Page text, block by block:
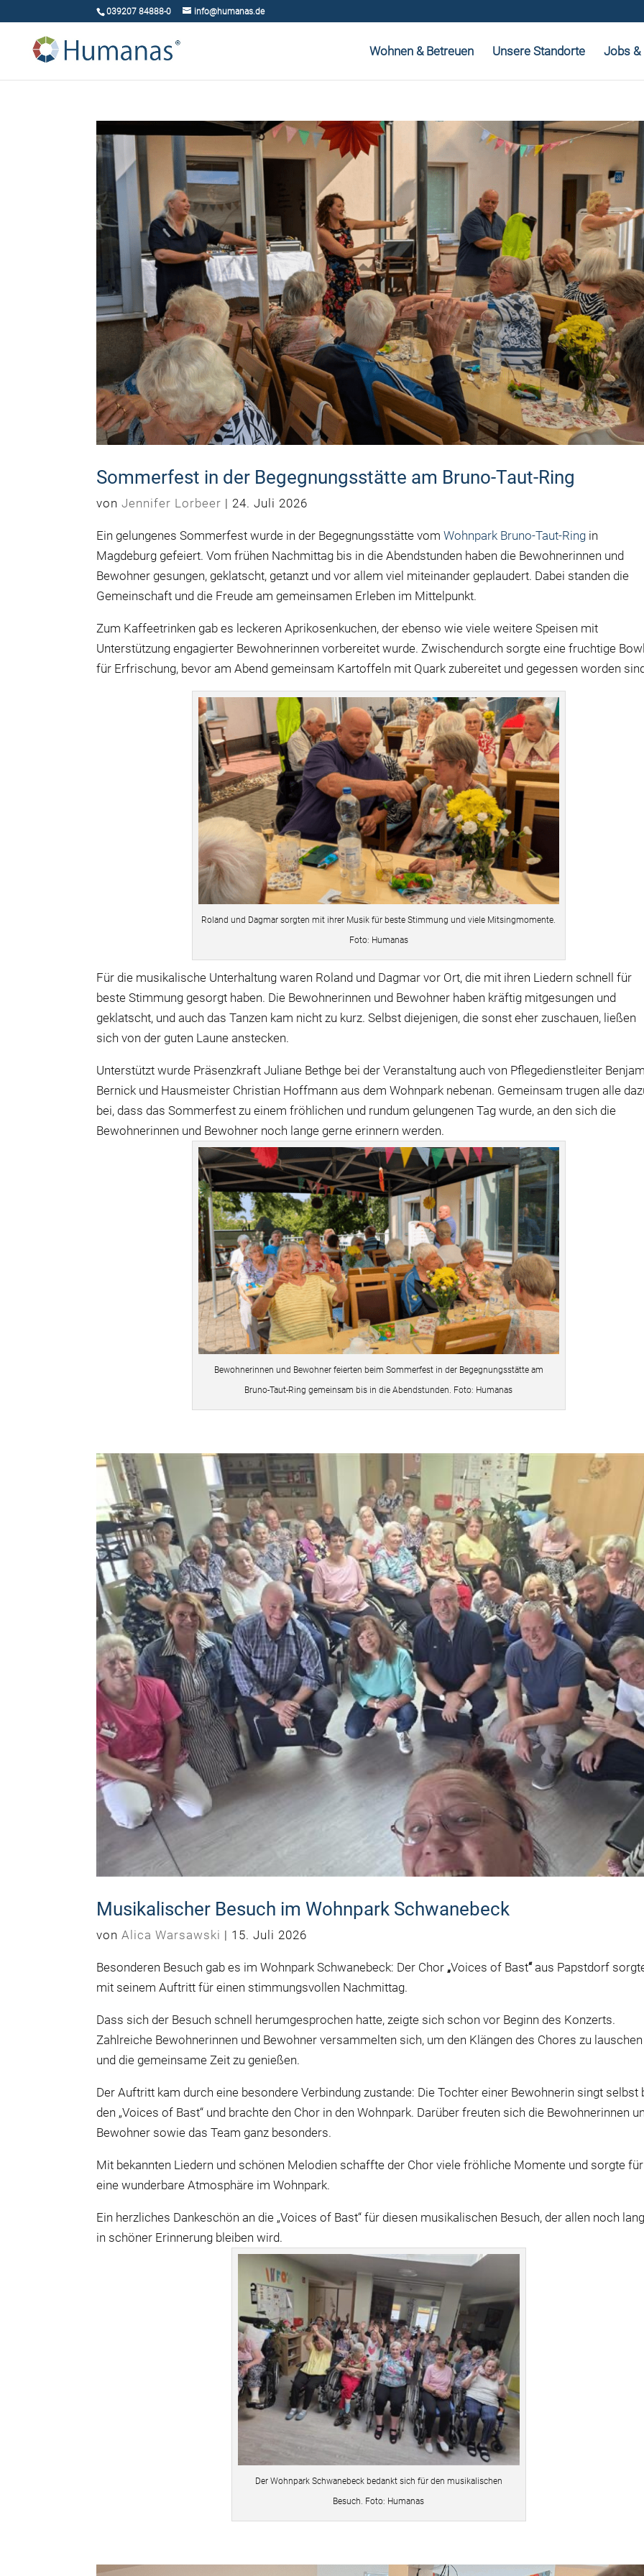
039207 84888-0 info@humanas.de
Wohnen & Betreuen Unsere Standorte Jobs &
Sommerfest in der Begegnungsstätte am Bruno-Taut-Ring
vonJennifer Lorbeer | 24. Juli 2026
Ein gelungenes Sommerfest wurde in der Begegnungsstätte vomWohnpark Bruno-Taut-Ring in
Magdeburg gefeiert. Vom frühen Nachmittag bis in die Abendstunden haben die Bewohnerinnen und
Bewohner gesungen, geklatscht, getanzt und vor allem viel miteinander geplaudert. Dabei standen die
Gemeinschaft und die Freude am gemeinsamen Erleben im Mittelpunkt.
Zum Kaffeetrinken gab es leckeren Aprikosenkuchen, der ebenso wie viele weitere Speisen mit
Unterstützung engagierter Bewohnerinnen vorbereitet wurde. Zwischendurch sorgte eine fruchtige
für Erfrischung, bevor am Abend gemeinsam Kartoffeln mit Quark zubereitet und gegessen worden
Roland und Dagmar sorgten mit ihrer Musik für beste Stimmung und viele Mitsingmomente.
Foto: Humanas
Für die musikalische Unterhaltung waren Roland und Dagmar vor Ort, die mit ihren Liedern schnell für
beste Stimmung gesorgt haben. Die Bewohnerinnen und Bewohner haben kräftig mitgesungen und
geklatscht, und auch das Tanzen kam nicht zu kurz. Selbst diejenigen, die sonst eher zuschauen, ließen
sich von der guten Laune anstecken.
Unterstützt wurde Präsenzkraft Juliane Bethge bei der Veranstaltung auch von Pflegedienstleiter
Bernick und Hausmeister Christian Hoffmann aus dem Wohnpark nebenan. Gemeinsam trugen alle
bei, dass das Sommerfest zu einem fröhlichen und rundum gelungenen Tag wurde, an den sich die
Bewohnerinnen und Bewohner noch lange gerne erinnern werden.
Bewohnerinnen und Bewohner feierten beim Sommerfest in der Begegnungsstätte am
Bruno-Taut-Ring gemeinsam bis in die Abendstunden. Foto: Humanas
Musikalischer Besuch im Wohnpark Schwanebeck
vonAlica Warsawski | 15. Juli 2026
Besonderen Besuch gab es im Wohnpark Schwanebeck: Der Chor „Voices of Bast“aus Papstdorf
mit seinem Auftritt für einen stimmungsvollen Nachmittag.
Dass sich der Besuch schnell herumgesprochen hatte, zeigte sich schon vor Beginn des Konzerts.
Zahlreiche Bewohnerinnen und Bewohner versammelten sich, um den Klängen des Chores zu lauschen
und die gemeinsame Zeit zu genießen.
Der Auftritt kam durch eine besondere Verbindung zustande: Die Tochter einer Bewohnerin singt selbst
den „Voices of Bast“ und brachte den Chor in den Wohnpark. Darüber freuten sich die Bewohnerinnen
Bewohner sowie das Team ganz besonders.
Mit bekannten Liedern und schönen Melodien schaffte der Chor viele fröhliche Momente und sorgte für
eine wunderbare Atmosphäre im Wohnpark.
Ein herzliches Dankeschön an die „Voices of Bast“ für diesen musikalischen Besuch, der allen noch
in schöner Erinnerung bleiben wird.
Der Wohnpark Schwanebeck bedankt sich für den musikalischen
Besuch. Foto: Humanas